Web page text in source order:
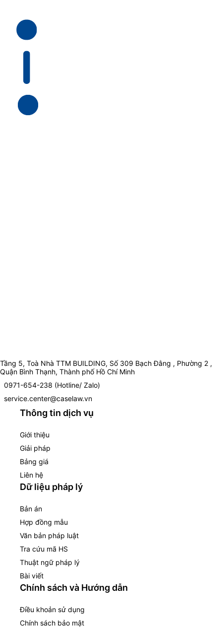
Tầng 5, Toà Nhà TTM BUILDING, Số 309 Bạch Đằng , Phường 2 ,
Quận Bình Thạnh, Thành phố Hồ Chí Minh
0971-654-238 (Hotline/ Zalo)
service.center@caselaw.vn
Thông tin dịch vụ
Giới thiệu
Giải pháp
Bảng giá
Liên hệ
Dữ liệu pháp lý
Bản án
Hợp đồng mẫu
Văn bản pháp luật
Tra cứu mã HS
Thuật ngữ pháp lý
Bài viết
Chính sách và Hướng dẫn
Điều khoản sử dụng
Chính sách bảo mật